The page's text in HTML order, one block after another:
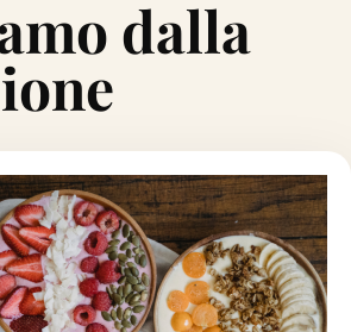
dalla